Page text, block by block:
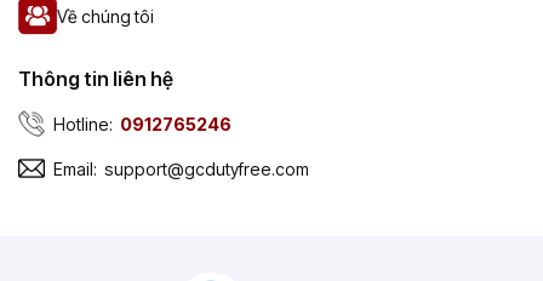
Về chúng tôi
Thông tin liên hệ
Hotline: 0912765246
Email: support@gcdutyfree.com